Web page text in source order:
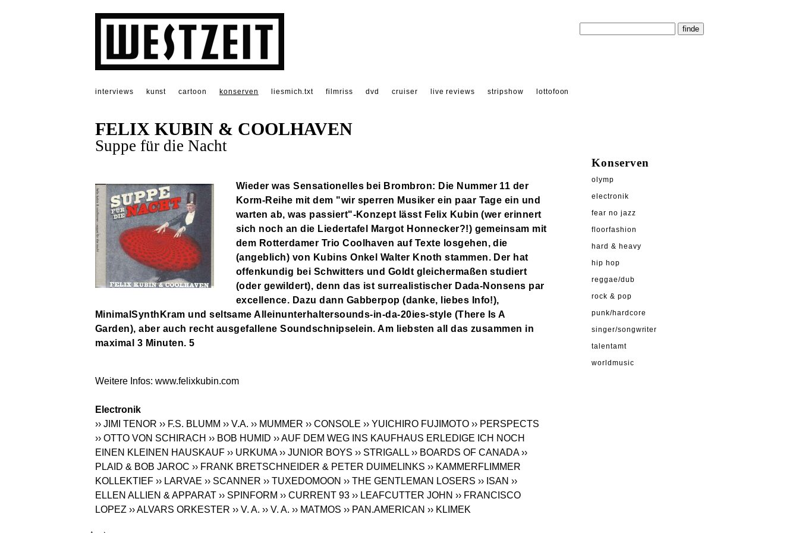
interviews kunst cartoon konserven liesmich.txt filmriss dvd cruiser live reviews stripshow lottofoon
FELIX KUBIN & COOLHAVEN
Suppe für die Nacht
Wieder was Sensationelles bei Brombron: Die Nummer 11 der
Korm-Reihe mit dem "wir sperren Musiker ein paar Tage ein und
warten ab, was passiert"-Konzept lässt Felix Kubin (wer erinnert
sich noch an die Liedertafel Margot Honnecker?!) gemeinsam mit
dem Rotterdamer Trio Coolhaven auf Texte losgehen, die
(angeblich) von Kubins Onkel Walter Knoth stammen. Der hat
offenkundig bei Schwitters und Goldt gleichermaßen studiert
(oder gewildert), denn das ist surrealistischer Dada-Nonsens par
excellence. Dazu dann Gabberpop (danke, liebes Info!),
MinimalSynthKram und seltsame Alleinunterhaltersounds-in-da-20ies-style (There Is A
Garden), aber auch recht ausgefallene Soundschnipselein. Am liebsten all das zusammen in
maximal 3 Minuten. 5
Weitere Infos: www.felixkubin.com
Electronik
›› JIMI TENOR ›› F.S. BLUMM ›› V.A. ›› MUMMER ›› CONSOLE ›› YUICHIRO FUJIMOTO ›› PERSPECTS
›› OTTO VON SCHIRACH ›› BOB HUMID ›› AUF DEM WEG INS KAUFHAUS ERLEDIGE ICH NOCH
EINEN KLEINEN HAUSKAUF ›› URKUMA ›› JUNIOR BOYS ›› STRIGALL ›› BOARDS OF CANADA ››
PLAID & BOB JAROC ›› FRANK BRETSCHNEIDER & PETER DUIMELINKS ›› KAMMERFLIMMER
KOLLEKTIEF ›› LARVAE ›› SCANNER ›› TUXEDOMOON ›› THE GENTLEMAN LOSERS ›› ISAN ››
ELLEN ALLIEN & APPARAT ›› SPINFORM ›› CURRENT 93 ›› LEAFCUTTER JOHN ›› FRANCISCO
LOPEZ ›› ALVARS ORKESTER ›› V. A. ›› V. A. ›› MATMOS ›› PAN.AMERICAN ›› KLIMEK
Konserven
olymp
electronik
fear no jazz
floorfashion
hard & heavy
hip hop
reggae/dub
rock & pop
punk/hardcore
singer/songwriter
talentamt
worldmusic